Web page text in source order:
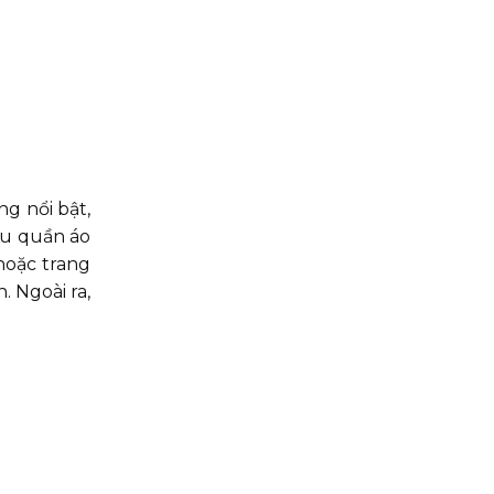
nổi bật,
quần áo
trang
Ngoài ra,